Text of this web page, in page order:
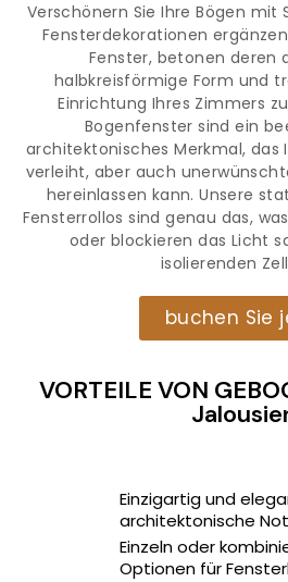
Verschönern Sie Ihre Bögen mit
Fensterdekorationen
Fenster, betonen deren
halbkreisförmige Form und
Einrichtung Ihres Zimmers
Bogenfenster sind ein
architektonisches Merkmal, das
verleiht, aber auch
hereinlassen kann. Unsere
Fensterrollos sind genau das,
oder blockieren das Licht
isolierenden
buchen Sie
VORTEILE VON
Einzigartig und
architektonische
Einzeln oder
Optionen für